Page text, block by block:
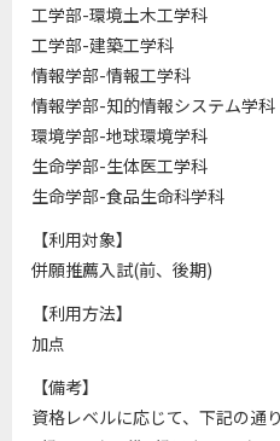
工学部-環境土木工学科
工学部-建築工学科
情報学部-情報工学科
情報学部-知的情報システム学科
環境学部-地球環境学科
生命学部-生体医工学科
生命学部-食品生命科学科
【利用対象】
併願推薦入試(前、後期)
【利用方法】
加点
【備考】
資格レベルに応じて、下記の通